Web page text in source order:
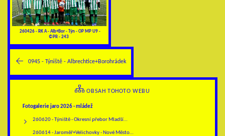
260426 - RK A - Alb+Bor - Týn - OP MP U9 -
©PR - 243
0945 - Týniště - Albrechtice+Borohrádek
OBSAH TOHOTO WEBU
Fotogalerie jaro 2026 - mládež
260620 - Týniště - Okresní přebor Mladší…
260614 - Jaroměř+Velichovky - Nové Město…